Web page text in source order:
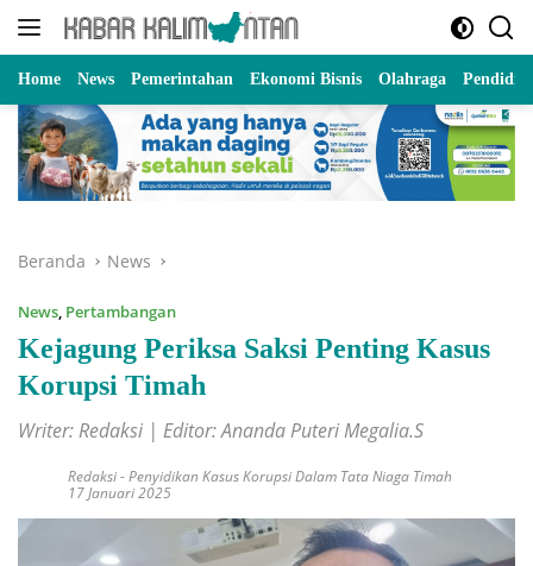
Langsung
Home News Pemerintahan Ekonomi Bisnis Olahraga
Beranda News
News, Pertambangan
Kejagung Periksa Saksi Penting Kasus
Korupsi Timah
Writer: Redaksi | Editor: Ananda Puteri Megalia.S
Redaksi-Penyidikan Kasus Korupsi Dalam Tata Niaga Timah
17 Januari 2025